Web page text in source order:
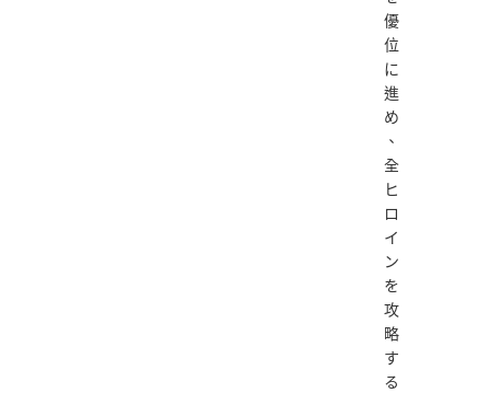
優
位
に
進
め
、
全
ヒ
ロ
イ
ン
を
攻
略
す
る